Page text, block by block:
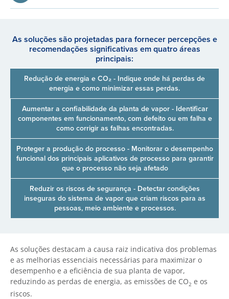
As soluções são projetadas para fornecer percepções e
recomendações significativas em quatro áreas
principais:
Redução de energia e CO₂ - Indique onde há perdas de
energia e como minimizar essas perdas.
Aumentar a confiabilidade da planta de vapor - Identificar
componentes em funcionamento, com defeito ou em falha e
como corrigir as falhas encontradas.
Proteger a produção do processo - Monitorar o desempenho
funcional dos principais aplicativos de processo para garantir
que o processo não seja afetado
Reduzir os riscos de segurança - Detectar condições
inseguras do sistema de vapor que criam riscos para as
pessoas, meio ambiente e processos.
As soluções destacam a causa raiz indicativa dos problemas
e as melhorias essenciais necessárias para maximizar o
desempenho e a eficiência de sua planta de vapor,
reduzindo as perdas de energia, as emissões de CO2 e os
riscos.